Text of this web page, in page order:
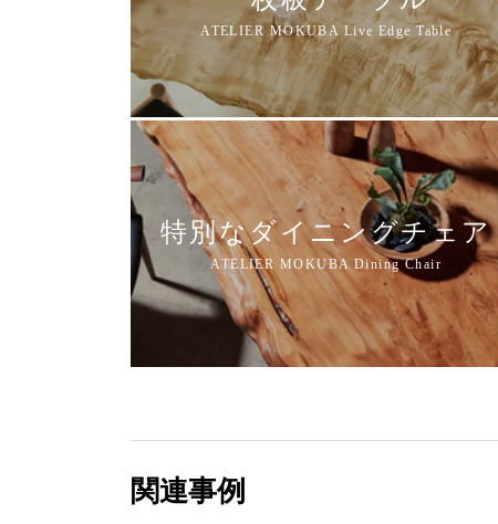
特別なダイニングチェア
関連事例